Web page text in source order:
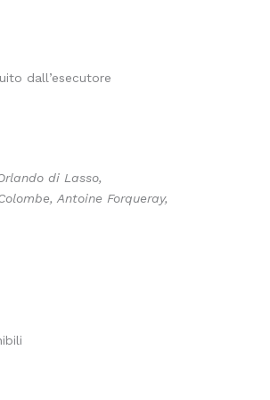
dall’esecutore
di Lasso,
Antoine Forqueray,